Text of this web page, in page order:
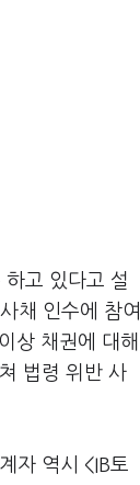
고 있다고 설
채 인수에 참여
상 채권에 대해
법령 위반 사
자 역시 <IB토